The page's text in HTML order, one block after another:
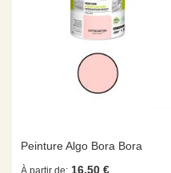
Peinture Algo Bora Bora
16,50 €